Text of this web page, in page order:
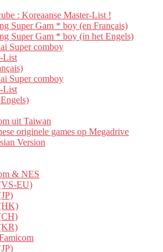
: Koreaanse Master-List !
Super Gam * boy (en Français)
Super Gam * boy (in het Engels)
Super comboy
List
Super comboy
List
uit Taiwan
originele games op Megadrive
Version
& NES
EU)